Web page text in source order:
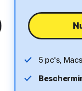
5 pc's,